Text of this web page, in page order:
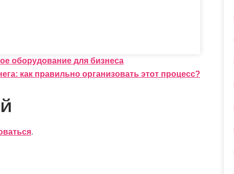
оборудование для бизнеса
как правильно организовать этот процесс?
.